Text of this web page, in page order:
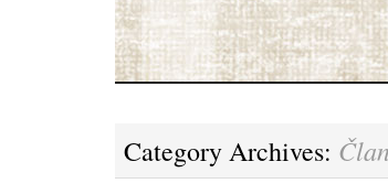
Category Archives: